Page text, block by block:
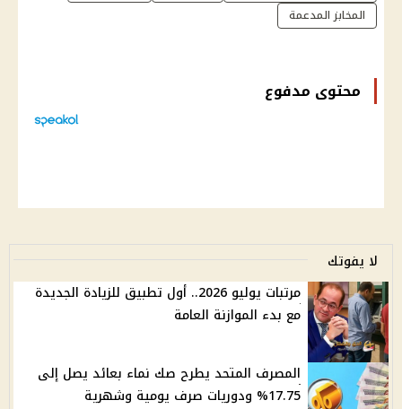
المخابز المدعمة
محتوى مدفوع
لا يفوتك
مرتبات يوليو 2026.. أول تطبيق للزيادة الجديدة
مع بدء الموازنة العامة
المصرف المتحد يطرح صك نماء بعائد يصل إلى
17.75% ودوريات صرف يومية وشهرية